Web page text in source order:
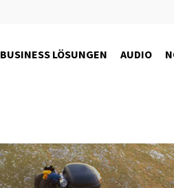
BUSINESS LÖSUNGEN AUDIO